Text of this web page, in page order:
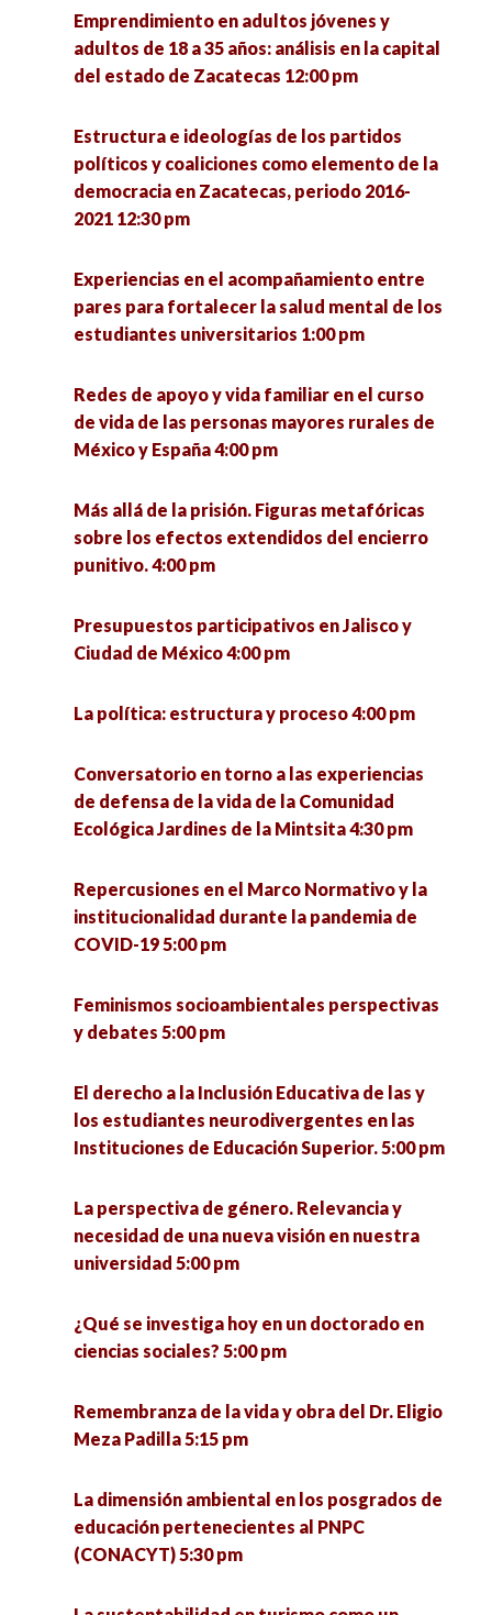
Emprendimiento en adultos jóvenes y
adultos de 18 a 35 años: análisis en la capital
del estado de Zacatecas 12:00 pm
Estructura e ideologías de los partidos
políticos y coaliciones como elemento de la
democracia en Zacatecas, periodo 2016-
2021 12:30 pm
Experiencias en el acompañamiento entre
pares para fortalecer la salud mental de los
estudiantes universitarios 1:00 pm
Redes de apoyo y vida familiar en el curso
de vida de las personas mayores rurales de
México y España 4:00 pm
Más allá de la prisión. Figuras metafóricas
sobre los efectos extendidos del encierro
punitivo. 4:00 pm
Presupuestos participativos en Jalisco y
Ciudad de México 4:00 pm
La política: estructura y proceso 4:00 pm
Conversatorio en torno a las experiencias
de defensa de la vida de la Comunidad
Ecológica Jardines de la Mintsita 4:30 pm
Repercusiones en el Marco Normativo y la
institucionalidad durante la pandemia de
COVID-19 5:00 pm
Feminismos socioambientales perspectivas
y debates 5:00 pm
El derecho a la Inclusión Educativa de las y
los estudiantes neurodivergentes en las
Instituciones de Educación Superior. 5:00 pm
La perspectiva de género. Relevancia y
necesidad de una nueva visión en nuestra
universidad 5:00 pm
¿Qué se investiga hoy en un doctorado en
ciencias sociales? 5:00 pm
Remembranza de la vida y obra del Dr. Eligio
Meza Padilla 5:15 pm
La dimensión ambiental en los posgrados de
educación pertenecientes al PNPC
(CONACYT) 5:30 pm